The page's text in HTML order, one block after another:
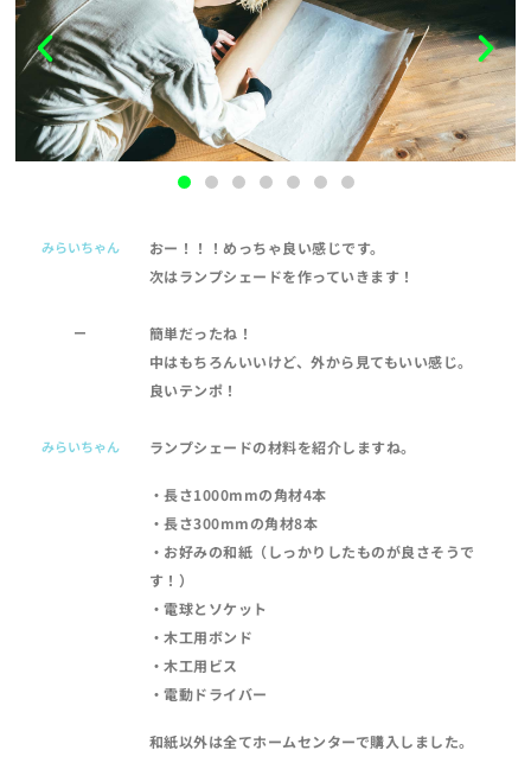
みらいちゃん
おー！！！めっちゃ良い感じです。
次はランプシェードを作っていきます！
ー
簡単だったね！
中はもちろんいいけど、外から見てもいい感じ。
良いテンポ！
みらいちゃん ランプシェードの材料を紹介しますね。
・長さ1000mmの角材4本
・長さ300mmの角材8本
・お好みの和紙（しっかりしたものが良さそうで
す！）
・電球とソケット
・木工用ボンド
・木工用ビス
・電動ドライバー
和紙以外は全てホームセンターで購入しました。